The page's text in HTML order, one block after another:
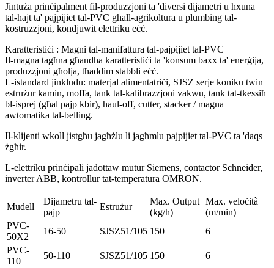
Jintuża prinċipalment fil-produzzjoni ta 'diversi dijametri u ħxuna
tal-ħajt ta' pajpijiet tal-PVC għall-agrikoltura u plumbing tal-
kostruzzjoni, kondjuwit elettriku eċċ.
Karatteristiċi : Magni tal-manifattura tal-pajpijiet tal-PVC
Il-magna tagħna għandha karatteristiċi ta 'konsum baxx ta' enerġija,
produzzjoni għolja, tħaddim stabbli eċċ.
L-istandard jinkludu: materjal alimentatriċi, SJSZ serje koniku twin
estrużur kamin, moffa, tank tal-kalibrazzjoni vakwu, tank tat-tkessiħ
bl-isprej (għal pajp kbir), haul-off, cutter, stacker / magna
awtomatika tal-belling.
Il-klijenti wkoll jistgħu jagħżlu li jagħmlu pajpijiet tal-PVC ta 'daqs
żgħir.
L-elettriku prinċipali jadottaw mutur Siemens, contactor Schneider,
inverter ABB, kontrollur tat-temperatura OMRON.
Mudell
Dijametru tal-
pajp
Estrużur
Max. Output
(kg/h)
Max. veloċità
(m/min)
PVC-
50X2
16-50 SJSZ51/105 150
6
PVC-
110
50-110 SJSZ51/105 150
6